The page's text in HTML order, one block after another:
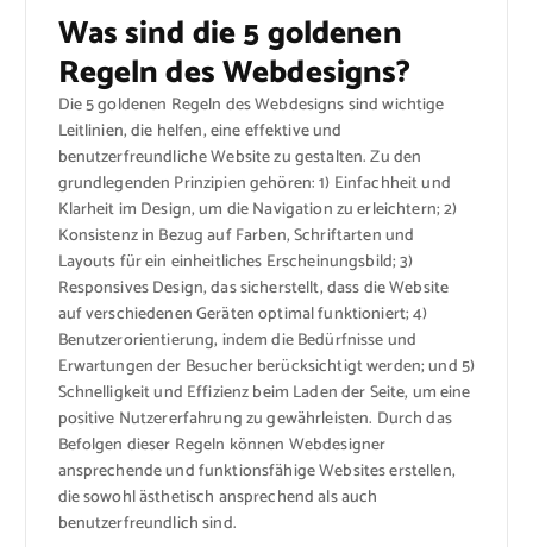
Was sind die 5 goldenen
Regeln des Webdesigns?
Die 5 goldenen Regeln des Webdesigns sind wichtige
Leitlinien, die helfen, eine effektive und
benutzerfreundliche Website zu gestalten. Zu den
grundlegenden Prinzipien gehören: 1) Einfachheit und
Klarheit im Design, um die Navigation zu erleichtern; 2)
Konsistenz in Bezug auf Farben, Schriftarten und
Layouts für ein einheitliches Erscheinungsbild; 3)
Responsives Design, das sicherstellt, dass die Website
auf verschiedenen Geräten optimal funktioniert; 4)
Benutzerorientierung, indem die Bedürfnisse und
Erwartungen der Besucher berücksichtigt werden; und 5)
Schnelligkeit und Effizienz beim Laden der Seite, um eine
positive Nutzererfahrung zu gewährleisten. Durch das
Befolgen dieser Regeln können Webdesigner
ansprechende und funktionsfähige Websites erstellen,
die sowohl ästhetisch ansprechend als auch
benutzerfreundlich sind.